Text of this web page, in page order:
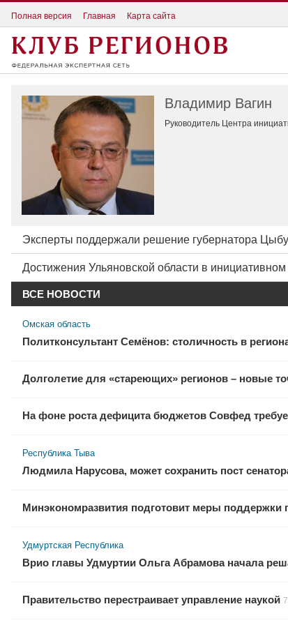
Полная версия Главная Карта сайта
Владимир Вагин
Руководитель Центра
Эксперты поддержали решение губернатора
Достижения Ульяновской области в
ВСЕ НОВОСТИ
Омская область
Политконсультант Семёнов: столичность в
Долголетие для «стареющих» регионов – новые
На фоне роста дефицита бюджетов Совфед
Республика Тыва
Людмила Нарусова, может сохранить пост
Минэкономразвития подготовит меры поддержки
Удмуртская Республика
Врио главы Удмуртии Ольга Абрамова начала
Правительство перестраивает управление наукой